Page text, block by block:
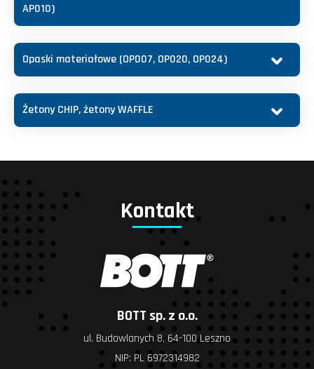
AP010)
Opaski materiałowe (OP007, OP020, OP024)
Żetony CHIP, żetony WAFFLE
Kontakt
BOTT sp. z o.o.
ul. Budowlanych 8, 64-100 Leszno
NIP: PL 6972314982